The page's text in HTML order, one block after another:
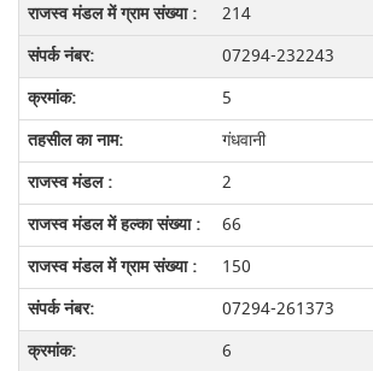
214
07294-232243
5
गंधवानी
2
66
150
07294-261373
6